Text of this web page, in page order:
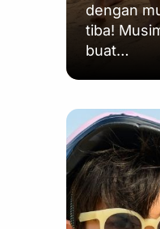
dengan
tiba!
buat…